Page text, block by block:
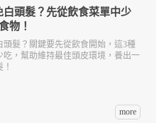
白頭髮？先從飲食菜單中少
物！
頭髮？關鍵要先從飲食開始，這3種
吃，幫助維持最佳頭皮環境，養出一
more